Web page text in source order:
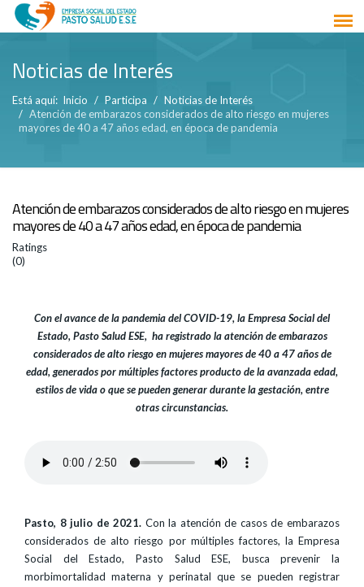
Noticias de Interés
Está aquí: Inicio Participa
Noticias de Interés
Atención de embarazos considerados de alto riesgo en mujeres
mayores de 40 a 47 años edad, en época de pandemia
Atención de embarazos considerados de alto riesgo en mujeres
mayores de 40 a 47 años edad, en época de pandemia
Ratings
(0)
Con el avance de la pandemia del COVID-19, la Empresa Social del
Estado, Pasto Salud ESE, ha registrado la atención de embarazos
considerados de alto riesgo en mujeres mayores de 40 a 47 años de
edad, generados por múltiples factores producto de la avanzada edad,
estilos de vida o que se pueden generar durante la gestación, entre
otras circunstancias.
Pasto, 8 julio de 2021. Con la atención de casos de embarazos
considerados de alto riesgo por múltiples factores, la Empresa
Social del Estado, Pasto Salud ESE, busca prevenir la
morbimortalidad materna y perinatal que se pueden registrar